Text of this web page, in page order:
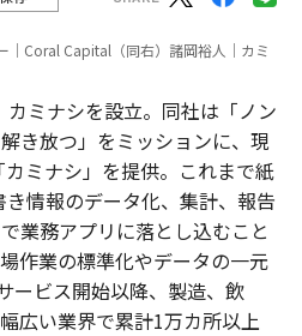
｜Coral Capital（同右）諸岡裕人｜カミ
ミナシを設立。同社は「ノン
き放つ」をミッションに、現
ミナシ」を提供。これまで紙
情報のデータ化、集計、報告
業務アプリに落とし込むこと
作業の標準化やデータの一元
ービス開始以降、製造、飲
広い業界で累計1万カ所以上